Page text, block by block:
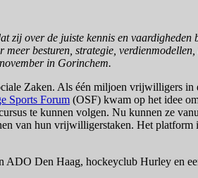
over de juiste kennis en
besturen, strategie,
in Gorinchem.
Zaken. Als één miljoen vrijwilligers
Sports Forum (OSF) kwam op het idee
te kunnen volgen. Nu kunnen ze
van hun vrijwilligerstaken. Het
ADO Den Haag, hockeyclub Hurley en